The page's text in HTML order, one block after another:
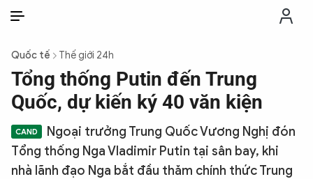
THỜI SỰ
CHỐNG DIỄN BIẾN HÒA BÌNH
CÔNG AN TRONG LÒNG DÂN
Quốc tế Thế giới 24h
Tổng thống Putin đến Trung
Quốc, dự kiến ký 40 văn kiện
Ngoại trưởng Trung Quốc Vương Nghị đón
Tổng thống Nga Vladimir Putin tại sân bay, khi
nhà lãnh đạo Nga bắt đầu thăm chính thức Trung